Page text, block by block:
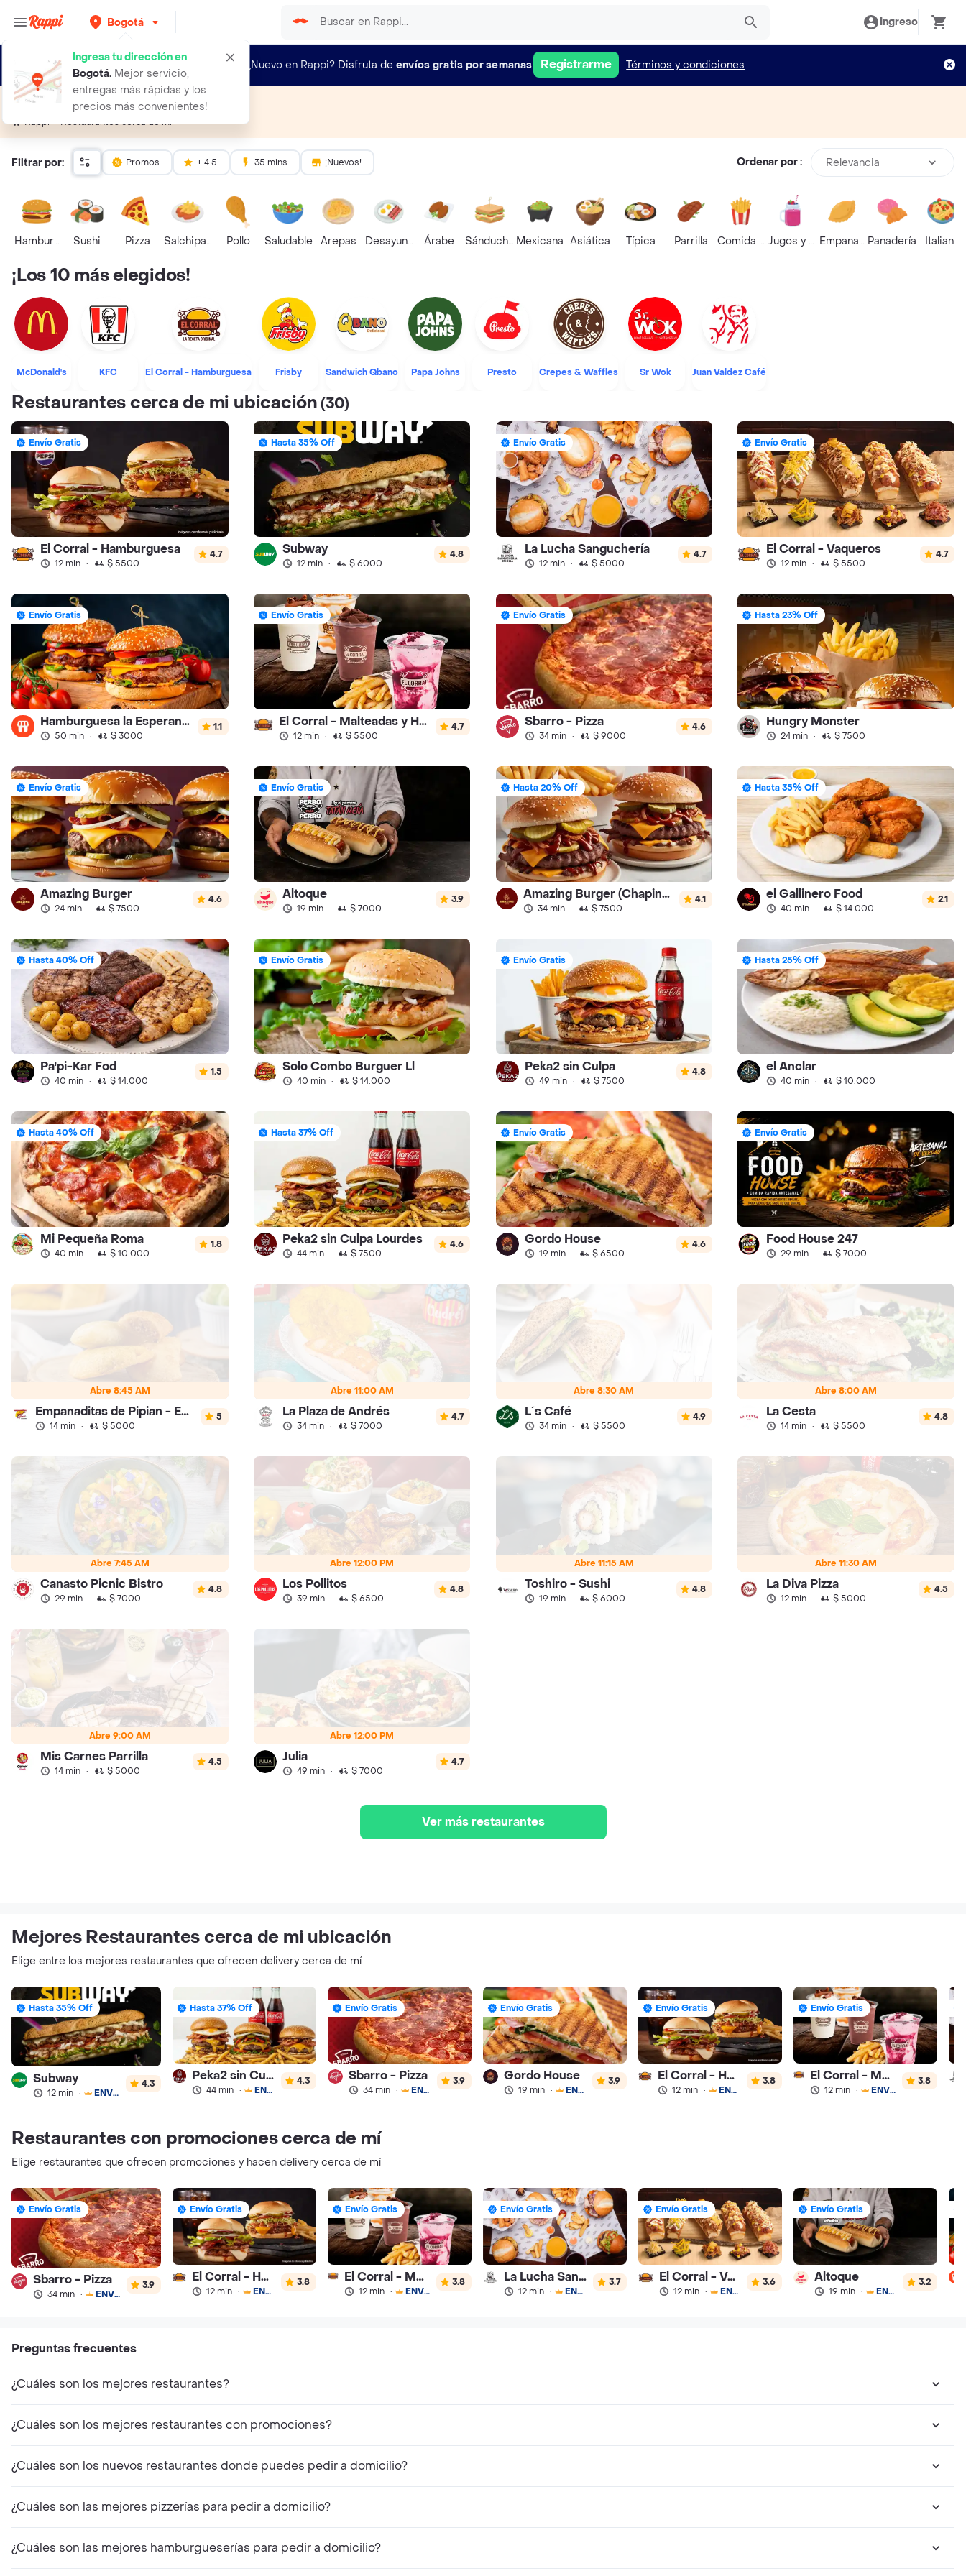
Bogotá
Ingresa tu dirección en
Bogotá. Mejor servicio,
entregas más rápidas y los
precios más convenientes!
Ingreso
¿Nuevo en Rappi? Disfruta de envíos gratis por semanas Registrarme Términos y condiciones
Restaurantes cerca de mí
Rappi Restaurantes cerca de mí
Filtrar por: Promos + 4.5 35 mins ¡Nuevos! Ordenar por : Relevancia
HamburguesaSushi Pizza Salchipapas Pollo Saludable Arepas Desayunos Árabe SánduchesMexicana Asiática Típica Parrilla Comida RápidaJugos y BatidosEmpanadasPanadería Italiana
¡Los 10 más elegidos!
McDonald's KFC El Corral - Hamburguesa Frisby Sandwich Qbano Papa Johns Presto Crepes & Waffles Sr Wok Juan Valdez Café
Restaurantes cerca de mi ubicación(30)
Envío Gratis
El Corral - Hamburguesa
12 min · $ 5500
4.7
Hasta 35% Off
Subway
12 min · $ 6000
4.8
Envío Gratis
La Lucha Sanguchería
12 min · $ 5000
4.7
Envío Gratis
El Corral - Vaqueros
12 min · $ 5500
4.7
Envío Gratis
Hamburguesa la Esperanza
50 min · $ 3000
1.1
Envío Gratis
El Corral - Malteadas y Helados
12 min · $ 5500
4.7
Envío Gratis
Sbarro - Pizza
34 min · $ 9000
4.6
Hasta 23% Off
Hungry Monster
24 min · $ 7500
Envío Gratis
Amazing Burger
24 min · $ 7500
4.6
Envío Gratis
Altoque
19 min · $ 7000
3.9
Hasta 20% Off
Amazing Burger (Chapinero)
34 min · $ 7500
4.1
Hasta 35% Off
el Gallinero Food
40 min · $ 14.000
2.1
Hasta 40% Off
Pa'pi-Kar Fod
40 min · $ 14.000
1.5
Envío Gratis
Solo Combo Burguer Ll
40 min · $ 14.000
Envío Gratis
Peka2 sin Culpa
49 min · $ 7500
4.8
Hasta 25% Off
el Anclar
40 min · $ 10.000
Hasta 40% Off
Mi Pequeña Roma
40 min · $ 10.000
1.8
Hasta 37% Off
Peka2 sin Culpa Lourdes
44 min · $ 7500
4.6
Envío Gratis
Gordo House
19 min · $ 6500
4.6
Envío Gratis
Food House 247
29 min · $ 7000
Abre 8:45 AM
Empanaditas de Pipian - Empanadas
14 min · $ 5000
5
Abre 11:00 AM
La Plaza de Andrés
34 min · $ 7000
4.7
Abre 8:30 AM
L´s Café
34 min · $ 5500
4.9
Abre 8:00 AM
La Cesta
14 min · $ 5500
4.8
Abre 7:45 AM
Canasto Picnic Bistro
29 min · $ 7000
4.8
Abre 12:00 PM
Los Pollitos
39 min · $ 6500
4.8
Abre 11:15 AM
Toshiro - Sushi
19 min · $ 6000
4.8
Abre 11:30 AM
La Diva Pizza
12 min · $ 5000
4.5
Abre 9:00 AM
Mis Carnes Parrilla
14 min · $ 5000
4.5
Abre 12:00 PM
Julia
49 min · $ 7000
4.7
Ver más restaurantes
Mejores Restaurantes cerca de mi ubicación
Elige entre los mejores restaurantes que ofrecen delivery cerca de mí
Hasta 35% Off
Subway
12 min · ENVÍO GRATIS
4.3
Hasta 37% Off
Peka2 sin Culpa Lourdes
44 min · ENVÍO GRATIS
4.3
Envío Gratis
Sbarro - Pizza
34 min · ENVÍO GRATIS
3.9
Envío Gratis
Gordo House
19 min · ENVÍO GRATIS
3.9
Envío Gratis
El Corral - Hamburguesa
12 min · ENVÍO GRATIS
3.8
Envío Gratis
El Corral - Malteadas y Helados
12 min · ENVÍO GRATIS
3.8
Restaurantes con promociones cerca de mí
Elige restaurantes que ofrecen promociones y hacen delivery cerca de mí
Envío Gratis
Sbarro - Pizza
34 min · ENVÍO GRATIS
3.9
Envío Gratis
El Corral - Hamburguesa
12 min · ENVÍO GRATIS
3.8
Envío Gratis
El Corral - Malteadas y Helados
12 min · ENVÍO GRATIS
3.8
Envío Gratis
La Lucha Sanguchería
12 min · ENVÍO GRATIS
3.7
Envío Gratis
El Corral - Vaqueros
12 min · ENVÍO GRATIS
3.6
Envío Gratis
Altoque
19 min · ENVÍO GRATIS
3.2
Preguntas frecuentes
¿Cuáles son los mejores restaurantes?
¿Cuáles son los mejores restaurantes con promociones?
¿Cuáles son los nuevos restaurantes donde puedes pedir a domicilio?
¿Cuáles son las mejores pizzerías para pedir a domicilio?
¿Cuáles son las mejores hamburgueserías para pedir a domicilio?